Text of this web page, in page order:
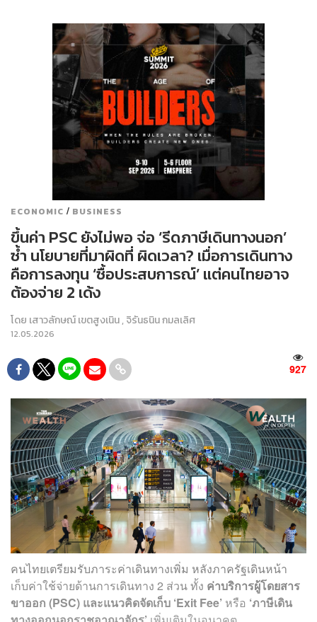
ECONOMIC / BUSINESS
ขึ้นค่า PSC ยังไม่พอ จ่อ ‘รีดภาษีเดินทางนอก’
ซ้ำ นโยบายที่มาผิดที่ ผิดเวลา? เมื่อการเดินทาง
คือการลงทุน ‘ซื้อประสบการณ์’ แต่คนไทยอาจ
ต้องจ่าย 2 เด้ง
โดย เสาวลักษณ์ เขตสูงเนิน, จิรันธนิน กมลเลิศ
12.05.2026
927
คนไทยเตรียมรับภาระค่าเดินทางเพิ่ม หลังภาครัฐเดินหน้า
เก็บค่าใช้จ่ายด้านการเดินทาง 2 ส่วน ทั้ง ค่าบริการผู้โดยสาร
ขาออก (PSC) และแนวคิดจัดเก็บ ‘Exit Fee’ หรือ ‘ภาษีเดิน